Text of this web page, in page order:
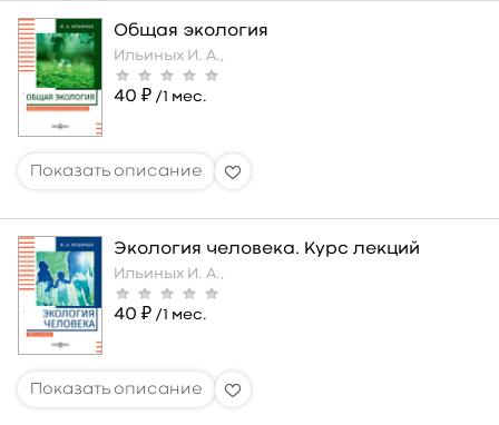
Общая экология
Ильиных И. А.,
40 ₽ /1 мес.
Экология человека. Курс лекций
Ильиных И. А.,
40 ₽ /1 мес.